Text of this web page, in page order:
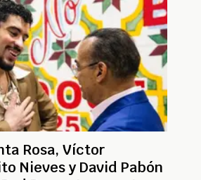
Rosa, Víctor
Nieves y David Pabón